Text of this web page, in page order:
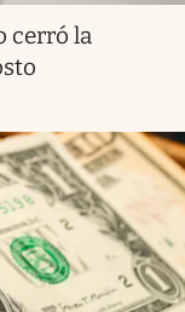
cerró la